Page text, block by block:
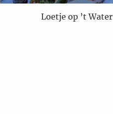
Loetje op ’t Water